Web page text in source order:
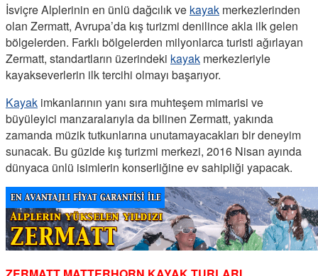
İsviçre Alplerinin en ünlü dağcılık ve kayak merkezlerinden
olan Zermatt, Avrupa’da kış turizmi denilince akla ilk gelen
bölgelerden. Farklı bölgelerden milyonlarca turisti ağırlayan
Zermatt, standartların üzerindeki kayak merkezleriyle
kayakseverlerin ilk tercihi olmayı başarıyor.
Kayak imkanlarının yanı sıra muhteşem mimarisi ve
büyüleyici manzaralarıyla da bilinen Zermatt, yakında
zamanda müzik tutkunlarına unutamayacakları bir deneyim
sunacak. Bu güzide kış turizmi merkezi, 2016 Nisan ayında
dünyaca ünlü isimlerin konserliğine ev sahipliği yapacak.